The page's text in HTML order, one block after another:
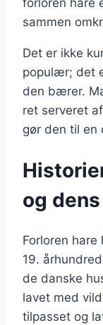
sammen
Det er ikke
populær; det
den bærer.
ret serveret
gør den til en
og
Forloren
19.
de danske
lavet med
tilpasset og